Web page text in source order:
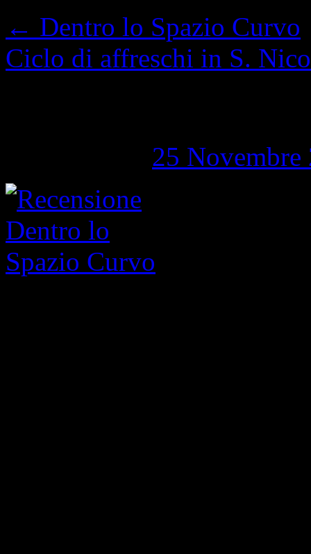
← Dentro lo Spazio Curvo
Ciclo di affreschi in S.
25 Novembre